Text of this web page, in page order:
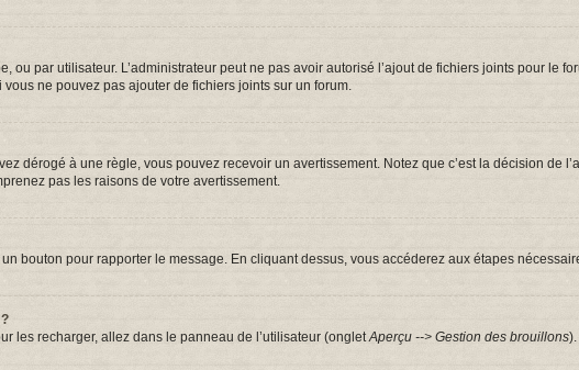
ou par utilisateur. L’administrateur peut ne pas avoir autorisé l’ajout de fichiers joints pour le
ne pouvez pas ajouter de fichiers joints sur un forum.
dérogé à une règle, vous pouvez recevoir un avertissement. Notez que c’est la décision de
pas les raisons de votre avertissement.
bouton pour rapporter le message. En cliquant dessus, vous accéderez aux étapes
les recharger, allez dans le panneau de l’utilisateur (ongletAperçu --> Gestion des brouillons).